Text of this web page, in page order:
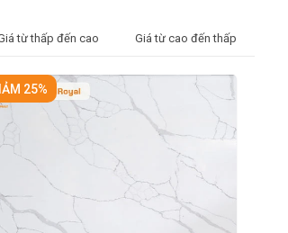
từ thấp đến cao Giá từ cao đến thấp
25%